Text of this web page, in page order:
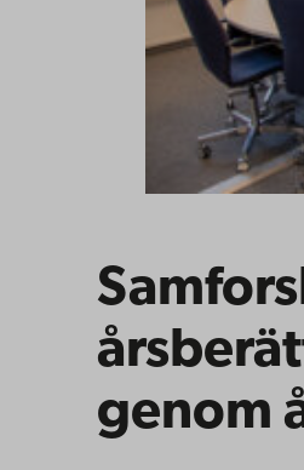
genom